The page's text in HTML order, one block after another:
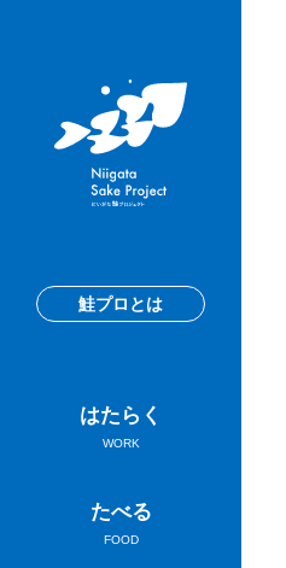
鮭プロとは
はたらく
WORK
たべる
FOOD